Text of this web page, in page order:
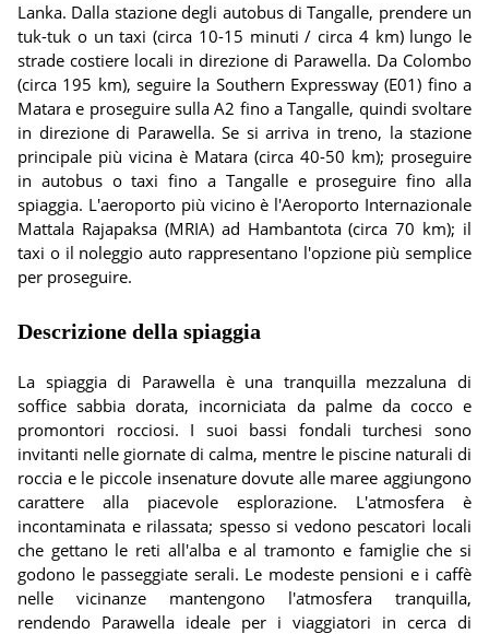
Lanka. Dalla stazione degli autobus di Tangalle, prendere un
tuk-tuk o un taxi (circa 10-15 minuti / circa 4 km) lungo le
strade costiere locali in direzione di Parawella. Da Colombo
(circa 195 km), seguire la Southern Expressway (E01) fino a
Matara e proseguire sulla A2 fino a Tangalle, quindi svoltare
in direzione di Parawella. Se si arriva in treno, la stazione
principale più vicina è Matara (circa 40-50 km); proseguire
in autobus o taxi fino a Tangalle e proseguire fino alla
spiaggia. L'aeroporto più vicino è l'Aeroporto Internazionale
Mattala Rajapaksa (MRIA) ad Hambantota (circa 70 km); il
taxi o il noleggio auto rappresentano l'opzione più semplice
per proseguire.
Descrizione della spiaggia
La spiaggia di Parawella è una tranquilla mezzaluna di
soffice sabbia dorata, incorniciata da palme da cocco e
promontori rocciosi. I suoi bassi fondali turchesi sono
invitanti nelle giornate di calma, mentre le piscine naturali di
roccia e le piccole insenature dovute alle maree aggiungono
carattere alla piacevole esplorazione. L'atmosfera è
incontaminata e rilassata; spesso si vedono pescatori locali
che gettano le reti all'alba e al tramonto e famiglie che si
godono le passeggiate serali. Le modeste pensioni e i caffè
nelle vicinanze mantengono l'atmosfera tranquilla,
rendendo Parawella ideale per i viaggiatori in cerca di